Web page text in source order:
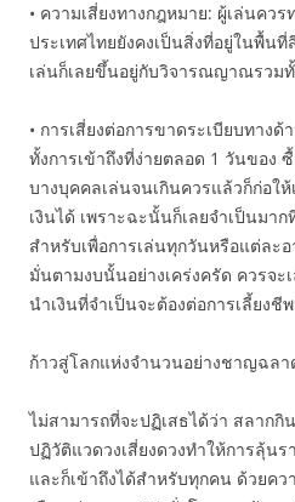
• ความเสี่ยงทางกฎหมาย: ผู้เล่นคว
ประเทศไทยยังคงเป็นสิ่งที่อยู่ในพื้น
เล่นก็เลยขึ้นอยู่กับวิจารณญาณรวม
• การเสี่ยงต่อการขาดระเบียบทาง
ทั้งการเข้าถึงที่ง่ายตลอด 1 วันของ
บางบุคคลเล่นจนเกินควรแล้วก็ก่อใ
เงินได้ เพราะฉะนั้นก็เลยจำเป็นมา
สำหรับเพื่อการเล่นทุกวันหรือแต่ละ
มั่นตามงบนั้นอย่างเคร่งครัด ควรจะ
นำเงินที่จำเป็นจะต้องต่อการเลี้ยงชี
ก้าวสู่โลกแห่งจำนวนอย่างชาญฉลา
ไม่สามารถที่จะปฏิเสธได้ว่า สลากกิ
ปฏิวัติแวดวงเสี่ยงดวงทำให้การลุ้นร
และก็เข้าถึงได้สำหรับทุกคน ด้วยค